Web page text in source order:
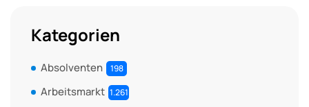
Kategorien
Absolventen 198
Arbeitsmarkt 1.261